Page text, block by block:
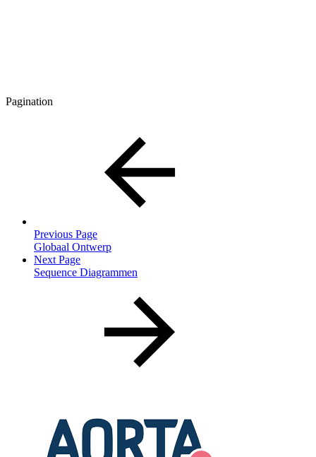
Pagination
Previous Page
Globaal Ontwerp
Next Page
Sequence Diagrammen